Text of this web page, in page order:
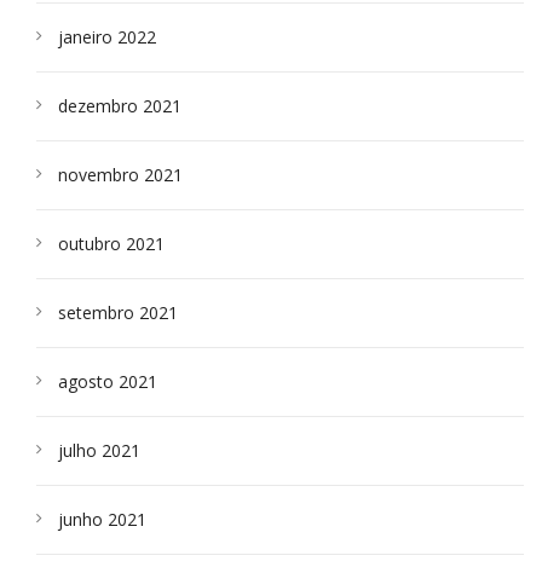
janeiro 2022
dezembro 2021
novembro 2021
outubro 2021
setembro 2021
agosto 2021
julho 2021
junho 2021